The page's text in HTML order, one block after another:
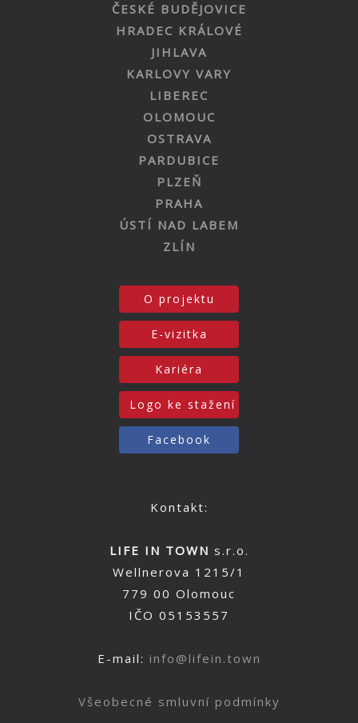
ČESKÉ BUDĚJOVICE
HRADEC KRÁLOVÉ
JIHLAVA
KARLOVY VARY
LIBEREC
OLOMOUC
OSTRAVA
PARDUBICE
PLZEŇ
PRAHA
ÚSTÍ NAD LABEM
ZLÍN
O projektu
E-vizitka
Kariéra
Logo ke stažení
Facebook
Kontakt:
LIFE IN TOWN s.r.o.
Wellnerova 1215/1
779 00 Olomouc
IČO 05153557
E-mail: info@lifein.town
Všeobecné smluvní podmínky